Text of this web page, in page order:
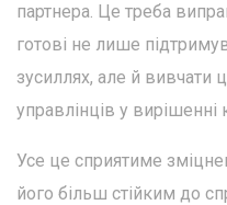
партнера. Це треба
готові не лише
зусиллях, але й вивчати
управлінців у вирішенні
Усе це сприятиме
його більш стійким до